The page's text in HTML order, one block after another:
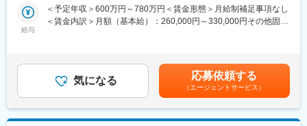
・無理な出張の少ない、地域密着型の働き方
・急な方針転換や過度な納期逼迫が起きにくい
・長期スパンのプロジェクトが多く、先を見通した働き方が可能
・景気変動の影響を受けにくく、安定した就業環境
（２）ワークライフバランスを意識した就業環境
・公共性の高い仕事でありながら、「無理のない働き方を重視す
ンパニーならではの大規模かつ社会的影響力の大きいプロジェク
トに携わることができます。
■職務内容：
公共事業の発注者である官公庁を、技術的立場から支援する業務
をお任せ致します。
給与
＜予定年収＞600万円～780万円＜賃金形態＞月給制補足事項なし
＜賃金内訳＞月額（基本給）：260,000円～330,000円その他固定
＞有＜残業手当＞有＜給与補足＞【昇給】年1回（4月）【賞与】
年2回（7月・12月）※別途、特別賞与有り（業績により支給）
【年収例】38歳・中途入社 7年目（係長）830万円／1級土木＋
技術士補（基本給28.64万円＋諸手当＋賞与）賃金はあくまでも目
安の金額であり、選考を通じて上下する可能性があります。月給
気になる 応募依頼する
（エージェントサービス）